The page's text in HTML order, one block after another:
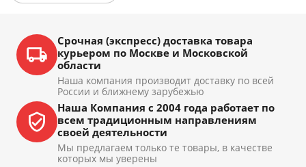
Срочная (экспресс) доставка товара
курьером по Москве и Московской
области
Наша компания производит доставку по всей
России и ближнему зарубежью
Наша Компания с 2004 года работает по
всем традиционным направлениям
своей деятельности
Мы предлагаем только те товары, в качестве
которых мы уверены